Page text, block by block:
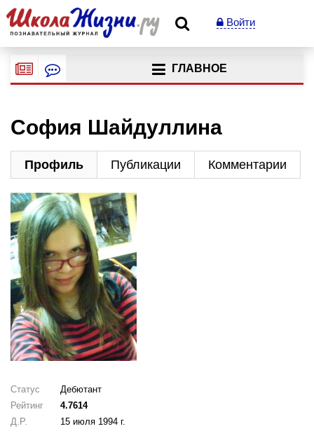
Войти
ГЛАВНОЕ
София Шайдуллина
Профиль Публикации Комментарии
Статус
Дебютант
Рейтинг
4.7614
Д.Р.
15 июля 1994 г.